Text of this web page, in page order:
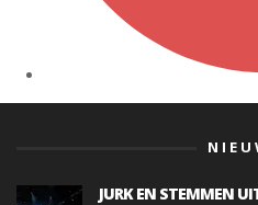
JURK EN STEMMEN